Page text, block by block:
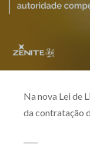
Na nova Lei de
da contratação